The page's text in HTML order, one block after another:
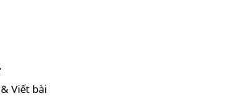
Viết bài